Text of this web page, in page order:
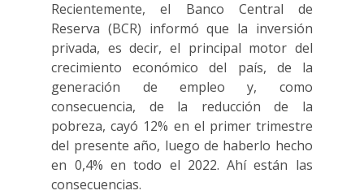
Recientemente, el Banco Central de
Reserva (BCR) informó que la inversión
privada, es decir, el principal motor del
crecimiento económico del país, de la
generación de empleo y, como
consecuencia, de la reducción de la
pobreza, cayó 12% en el primer trimestre
del presente año, luego de haberlo hecho
en 0,4% en todo el 2022. Ahí están las
consecuencias.